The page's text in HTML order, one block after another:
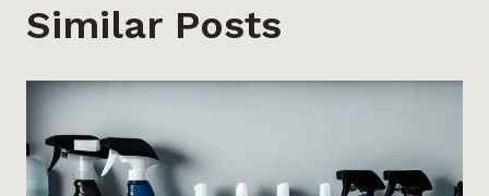
Similar Posts